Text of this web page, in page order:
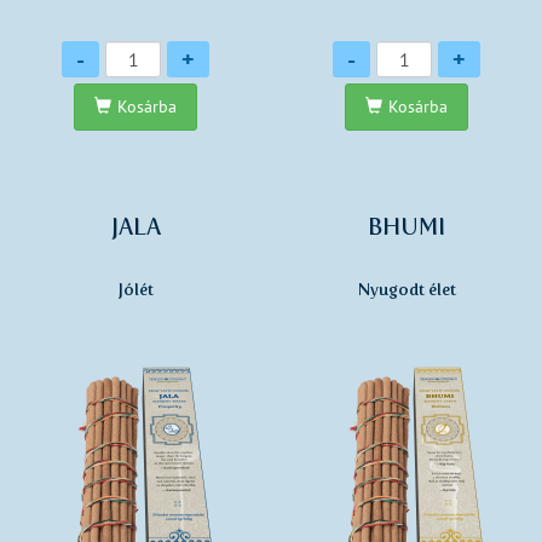
Mennyiség
- +
Kosárba
Mennyiség
- +
Kosárba
JALA
Jólét
BHUMI
Nyugodt élet